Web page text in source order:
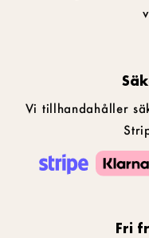
Vi tillhandahåller
Fri